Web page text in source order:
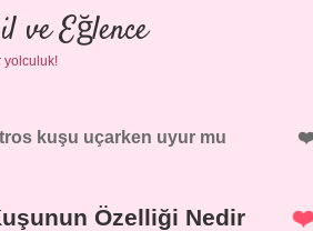
Gizlilik Politikası
Yasal Uyarı
ve Eğlence
yolculuk!
kuşu uçarken uyur mu
Özelliği Nedir